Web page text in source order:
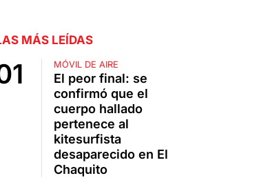
MÁS LEÍDAS
MÓVIL DE AIRE
El peor final: se
confirmó que el
cuerpo hallado
pertenece al
kitesurfista
desaparecido en El
Chaquito